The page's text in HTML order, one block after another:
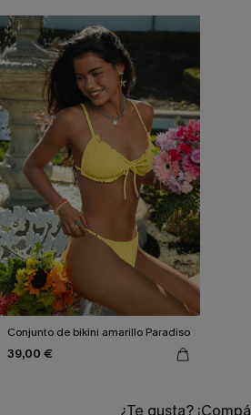
Conjunto de bikini amarillo Paradiso
39,00 €
¿Te gusta?